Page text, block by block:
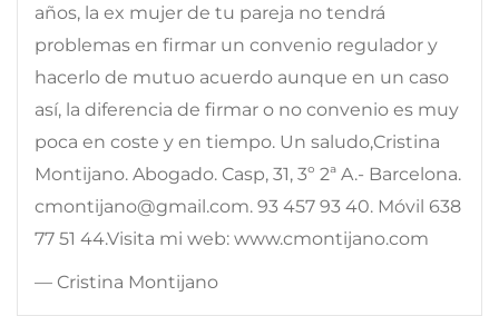
años, la ex mujer de tu pareja no tendrá
problemas en firmar un convenio regulador y
hacerlo de mutuo acuerdo aunque en un caso
así, la diferencia de firmar o no convenio es muy
poca en coste y en tiempo. Un saludo,Cristina
Montijano. Abogado. Casp, 31, 3º 2ª A.- Barcelona.
cmontijano@gmail.com. 93 457 93 40. Móvil 638
77 51 44.Visita mi web: www.cmontijano.com
— Cristina Montijano